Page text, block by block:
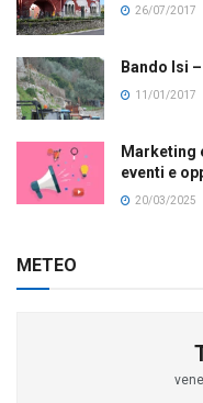
26/07/2017
Bando Isi
11/01/2017
Marketing
eventi e
20/03/2025
METEO